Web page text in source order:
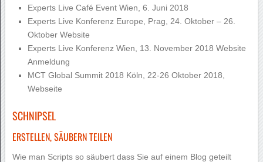
Experts Live Café Event Wien, 6. Juni 2018
Experts Live Konferenz Europe, Prag, 24. Oktober – 26.
OktoberWebsite
Experts Live Konferenz Wien, 13. November 2018Website
Anmeldung
MCT Global Summit 2018 Köln, 22-26 Oktober 2018,
Webseite
SCHNIPSEL
ERSTELLEN, SÄUBERN TEILEN
Wie man Scripts so säubert dass Sie auf einem Blog geteilt